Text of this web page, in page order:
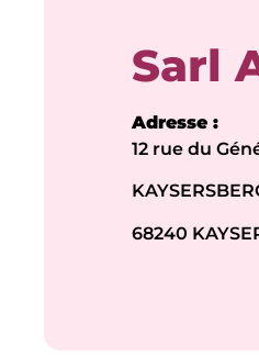
Sarl
Adresse :
12 rue du
68240